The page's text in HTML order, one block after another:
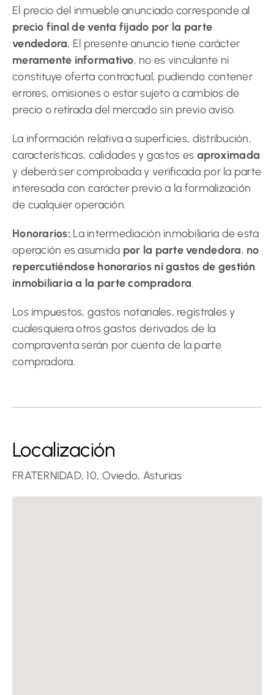
El precio del inmueble anunciado corresponde al
precio final de venta fijado por la parte
vendedora. El presente anuncio tiene carácter
meramente informativo, no es vinculante ni
constituye oferta contractual, pudiendo contener
errores, omisiones o estar sujeto a cambios de
precio o retirada del mercado sin previo aviso.
La información relativa a superficies, distribución,
características, calidades y gastos es aproximada
y deberá ser comprobada y verificada por la parte
interesada con carácter previo a la formalización
de cualquier operación.
Honorarios: La intermediación inmobiliaria de esta
operación es asumida por la parte vendedora, no
repercutiéndose honorarios ni gastos de gestión
inmobiliaria a la parte compradora.
Los impuestos, gastos notariales, registrales y
cualesquiera otros gastos derivados de la
compraventa serán por cuenta de la parte
compradora.
Localización
FRATERNIDAD, 10, Oviedo, Asturias